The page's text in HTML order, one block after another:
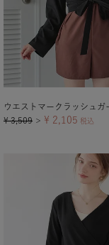
¥ 3,509 ＞ ¥ 2,105 税込